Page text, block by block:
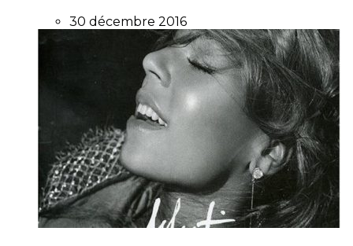
30 décembre 2016